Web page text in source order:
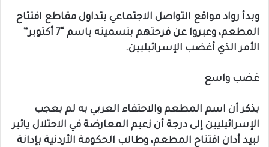
وبدأ رواد مواقع التواصل الاجتماعي بتداول مقاطع افتتاح
المطعم، وعبروا عن فرحتهم بتسميته باسم “7 أكتوبر”
الأمر الذي أغضب الإسرائيليين.
غضب واسع
يذكر أن اسم المطعم والاحتفاء العربي به لم يعجب
الإسرائيليين إلى درجة أن زعيم المعارضة في الاحتلال يائير
لبيد أدان افتتاح المطعم، وطالب الحكومة الأردنية بإدانة